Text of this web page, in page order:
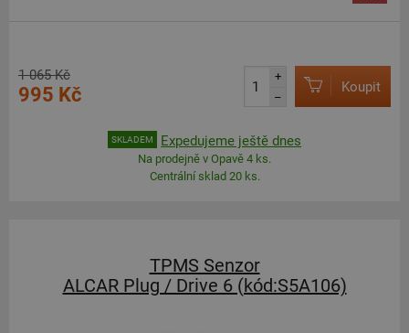
1 065 Kč
995 Kč
+
–
Koupit
SKLADEM Expedujeme ještě dnes
Na prodejně v Opavě 4 ks.
Centrální sklad 20 ks.
TPMS Senzor
ALCAR Plug / Drive 6 (kód:S5A106)